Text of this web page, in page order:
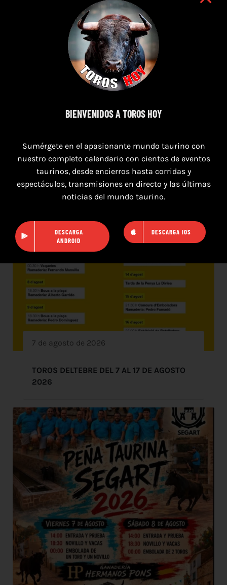
7 de agosto de 2026
TOROS DELTEBRE DEL 7 AL 17 DE AGOSTO
2026
BIENVENIDOS A TOROS HOY
Sumérgete en el apasionante mundo taurino con
nuestro completo calendario con cientos de eventos
taurinos, desde encierros hasta corridas y
espectáculos, transmisiones en directo y las últimas
noticias del mundo taurino.
DESCARGA
ANDROID
DESCARGA IOS